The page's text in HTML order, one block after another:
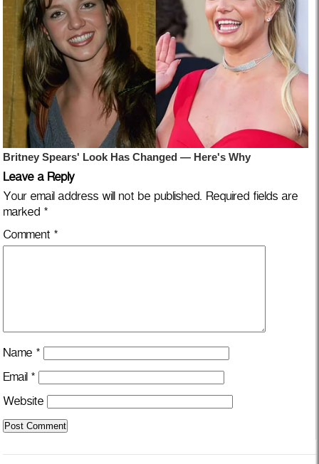
Leave a Reply
Your email address will not be published. Required fields are
marked *
Comment *
Name *
Email *
Website